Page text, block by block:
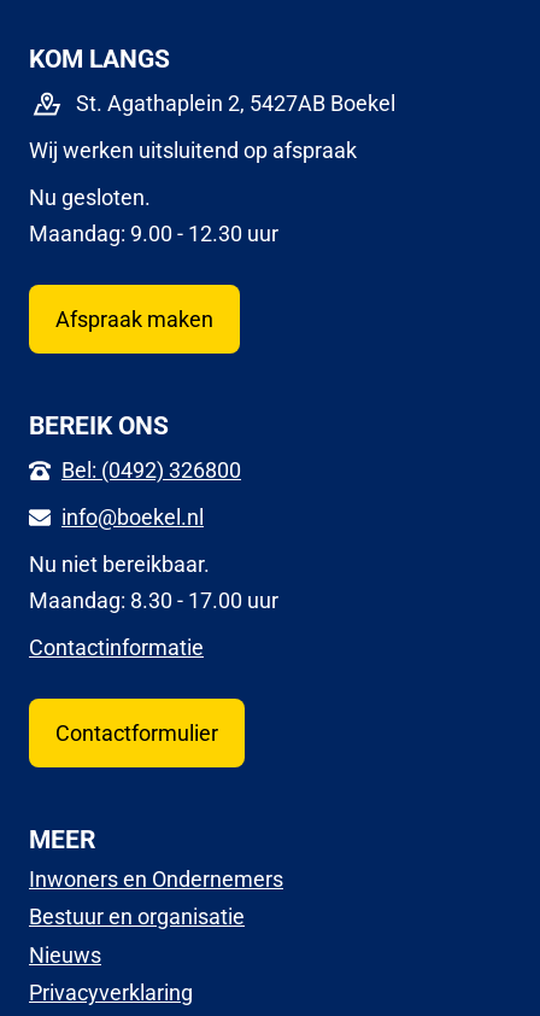
KOM LANGS
St. Agathaplein 2, 5427AB Boekel
Wij werken uitsluitend op afspraak
Nu gesloten.
Maandag: 9.00 - 12.30 uur
Afspraak maken
BEREIK ONS
Bel: (0492) 326800
info@boekel.nl
Nu niet bereikbaar.
Maandag: 8.30 - 17.00 uur
Contactinformatie
Contactformulier
MEER
Inwoners en Ondernemers
Bestuur en organisatie
Nieuws
Privacyverklaring